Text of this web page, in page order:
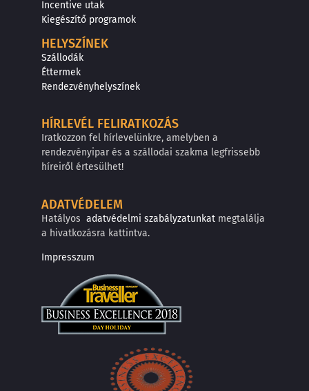
Incentive utak
Kiegészítő programok
HELYSZÍNEK
Szállodák
Éttermek
Rendezvényhelyszínek
HÍRLEVÉL FELIRATKOZÁS
Iratkozzon fel hírlevelünkre, amelyben a
rendezvényipar és a szállodai szakma legfrissebb
híreiről értesülhet!
ADATVÉDELEM
Hatályos adatvédelmi szabályzatunkat megtalálja
a hivatkozásra kattintva.
Impresszum